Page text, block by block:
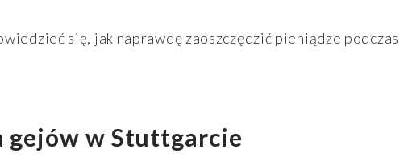
się, jak naprawdę zaoszczędzić pieniądze podczas
gejów w Stuttgarcie